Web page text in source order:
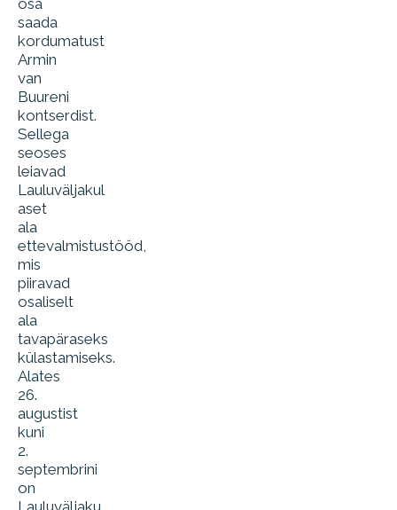
osa
saada
kordumatust
Armin
van
Buureni
kontserdist.
Sellega
seoses
leiavad
Lauluväljakul
aset
ala
ettevalmistustööd,
mis
piiravad
osaliselt
ala
tavapäraseks
külastamiseks.
Alates
26.
augustist
kuni
2.
septembrini
on
Lauluväljaku